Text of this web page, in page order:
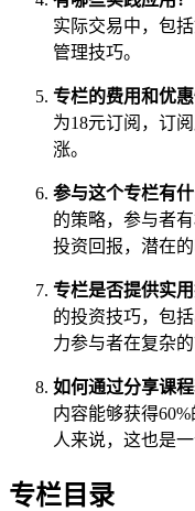
实际交易中，包
管理技巧。
专栏的费用和优惠
为18元订阅，订
涨。
参与这个专栏有什
的策略，参与者
投资回报，潜在
专栏是否提供实用
的投资技巧，包
力参与者在复杂
如何通过分享课程
内容能够获得
人来说，这也是
专栏目录